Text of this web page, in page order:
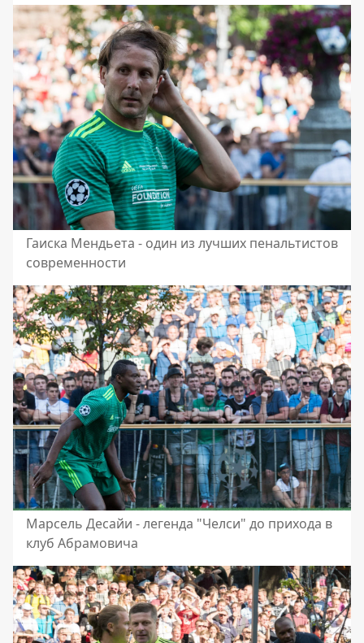
Гаиска Мендьета - один из лучших пенальтистов
современности
Марсель Десайи - легенда "Челси" до прихода в
клуб Абрамовича